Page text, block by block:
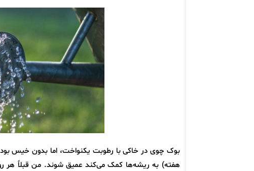
هفته) به ریشه‌ها کمک می‌کند عمیق شوند. من قبلاً هر